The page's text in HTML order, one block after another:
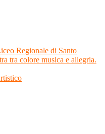
Regionale di Santo
tra colore musica e allegria.